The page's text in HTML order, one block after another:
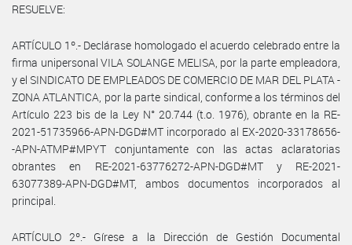
RESUELVE:
ARTÍCULO 1º.- Declárase homologado el acuerdo celebrado entre la
firma unipersonal VILA SOLANGE MELISA, por la parte empleadora,
y el SINDICATO DE EMPLEADOS DE COMERCIO DE MAR DEL PLATA -
ZONA ATLANTICA, por la parte sindical, conforme a los términos del
Artículo 223 bis de la Ley N° 20.744 (t.o. 1976), obrante en la RE-
2021-51735966-APN-DGD#MT incorporado al EX-2020-33178656-
-APN-ATMP#MPYT conjuntamente con las actas aclaratorias
obrantes en RE-2021-63776272-APN-DGD#MT y RE-2021-
63077389-APN-DGD#MT, ambos documentos incorporados al
principal.
ARTÍCULO 2º.- Gírese a la Dirección de Gestión Documental